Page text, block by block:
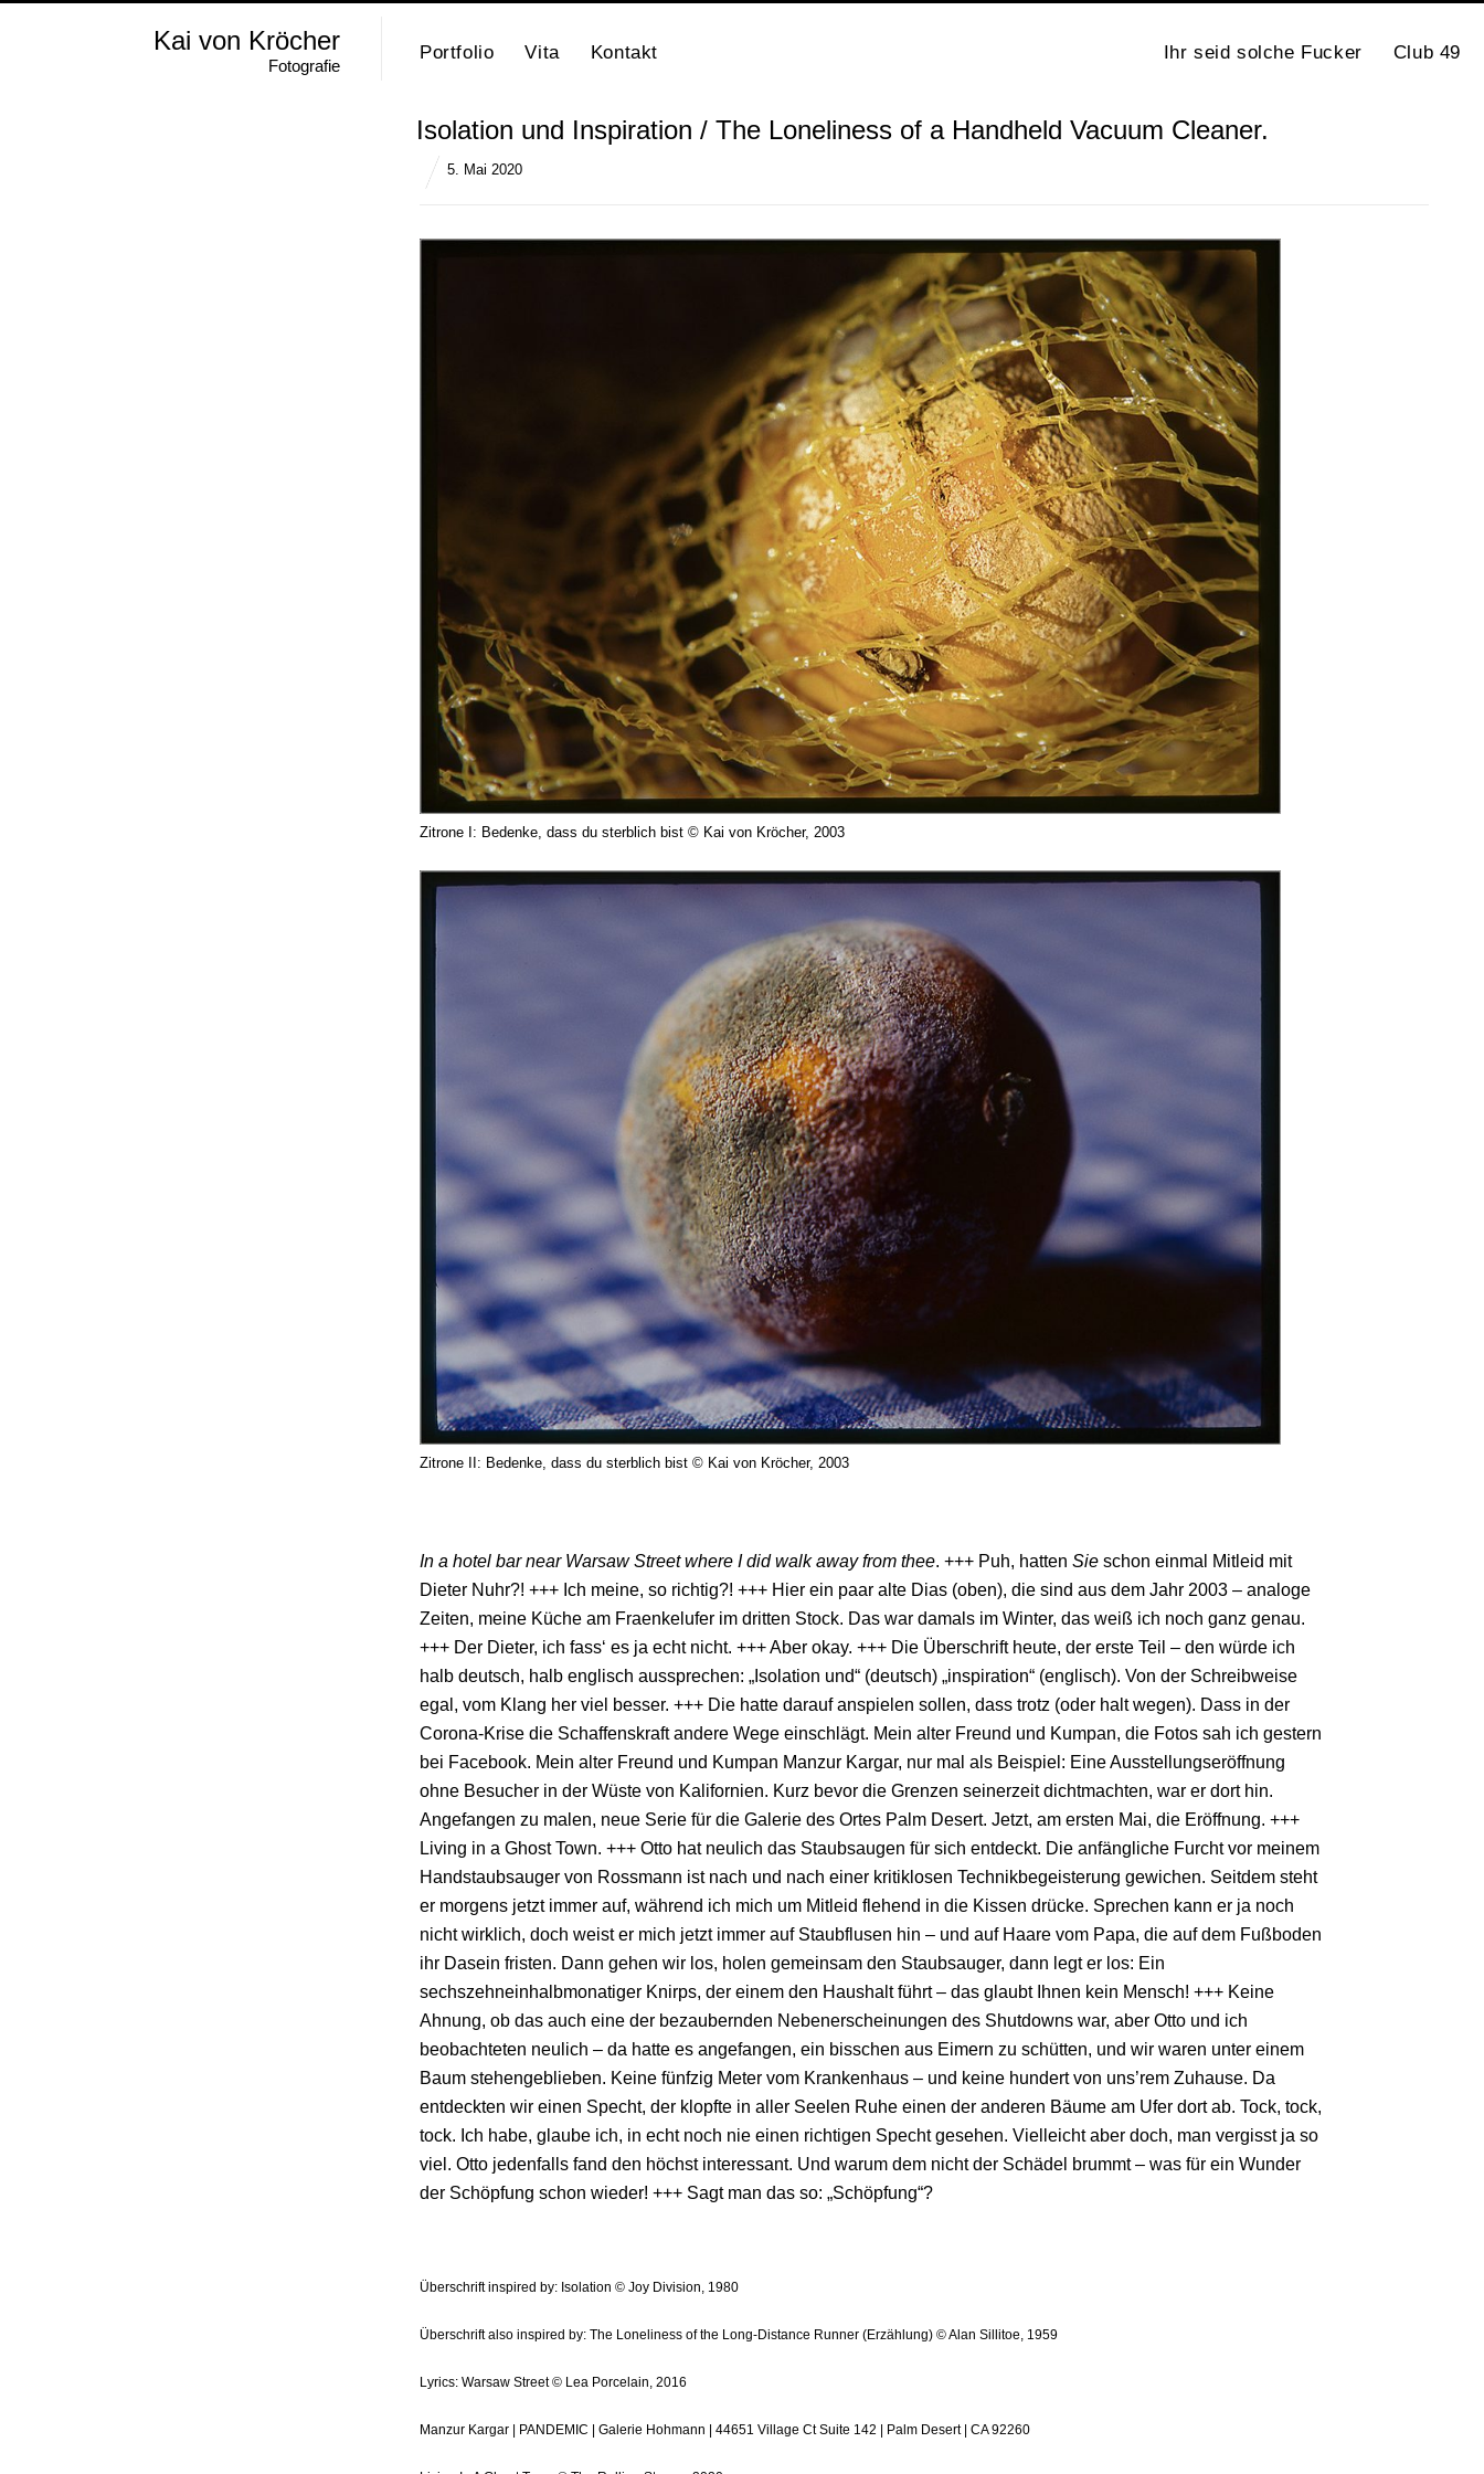
Kai von Kröcher
Fotografie
Portfolio Vita Kontakt Ihr seid solche Fucker Club 49
Isolation und Inspiration / The Loneliness of a Handheld Vacuum Cleaner.
5. Mai 2020
Zitrone I: Bedenke, dass du sterblich bist © Kai von Kröcher, 2003
Zitrone II: Bedenke, dass du sterblich bist © Kai von Kröcher, 2003
In a hotel bar near Warsaw Streetwhere I did walk away from thee. +++ Puh, hatten Sie schon einmal Mitleid mit
Dieter Nuhr?! +++ Ich meine, so richtig?! +++ Hier ein paar alte Dias (oben), die sind aus dem Jahr 2003 – analoge
Zeiten, meine Küche am Fraenkelufer im dritten Stock. Das war damals im Winter, das weiß ich noch ganz genau.
+++ Der Dieter, ich fass‘ es ja echt nicht. +++ Aber okay. +++ Die Überschrift heute, der erste Teil – den würde ich
halb deutsch, halb englisch aussprechen: „Isolation und“ (deutsch) „inspiration“ (englisch). Von der Schreibweise
egal, vom Klang her viel besser. +++ Die hatte darauf anspielen sollen, dass trotz (oder halt wegen). Dass in der
Corona-Krise die Schaffenskraft andere Wege einschlägt. Mein alter Freund und Kumpan, die Fotos sah ich gestern
bei Facebook. Mein alter Freund und Kumpan Manzur Kargar, nur mal als Beispiel: Eine Ausstellungseröffnung
ohne Besucher in der Wüste von Kalifornien. Kurz bevor die Grenzen seinerzeit dichtmachten, war er dort hin.
Angefangen zu malen, neue Serie für die Galerie des Ortes Palm Desert. Jetzt, am ersten Mai, die Eröffnung. +++
Living in a Ghost Town. +++ Otto hat neulich das Staubsaugen für sich entdeckt. Die anfängliche Furcht vor meinem
Handstaubsauger von Rossmann ist nach und nach einer kritiklosen Technikbegeisterung gewichen. Seitdem steht
er morgens jetzt immer auf, während ich mich um Mitleid flehend in die Kissen drücke. Sprechen kann er ja noch
nicht wirklich, doch weist er mich jetzt immer auf Staubflusen hin – und auf Haare vom Papa, die auf dem Fußboden
ihr Dasein fristen. Dann gehen wir los, holen gemeinsam den Staubsauger, dann legt er los: Ein
sechszehneinhalbmonatiger Knirps, der einem den Haushalt führt – das glaubt Ihnen kein Mensch! +++ Keine
Ahnung, ob das auch eine der bezaubernden Nebenerscheinungen des Shutdowns war, aber Otto und ich
beobachteten neulich – da hatte es angefangen, ein bisschen aus Eimern zu schütten, und wir waren unter einem
Baum stehengeblieben. Keine fünfzig Meter vom Krankenhaus – und keine hundert von uns’rem Zuhause. Da
entdeckten wir einen Specht, der klopfte in aller Seelen Ruhe einen der anderen Bäume am Ufer dort ab. Tock, tock,
tock. Ich habe, glaube ich, in echt noch nie einen richtigen Specht gesehen. Vielleicht aber doch, man vergisst ja so
viel. Otto jedenfalls fand den höchst interessant. Und warum dem nicht der Schädel brummt – was für ein Wunder
der Schöpfung schon wieder! +++ Sagt man das so: „Schöpfung“?
Überschrift inspired by: Isolation © Joy Division, 1980
Überschrift also inspired by: The Loneliness of the Long-Distance Runner (Erzählung) © Alan Sillitoe, 1959
Lyrics: Warsaw Street © Lea Porcelain, 2016
Manzur Kargar | PANDEMIC | Galerie Hohmann | 44651 Village Ct Suite 142 | Palm Desert | CA 92260